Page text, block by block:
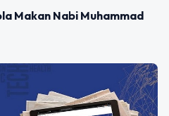
Makan Nabi Muhammad